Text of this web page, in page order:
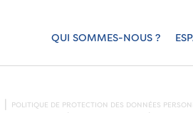
QUI SOMMES-NOUS ?
POLITIQUE DE PROTECTION DES DONNÉES